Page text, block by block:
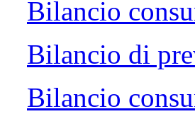
Bilancio
Bilancio di
Bilancio